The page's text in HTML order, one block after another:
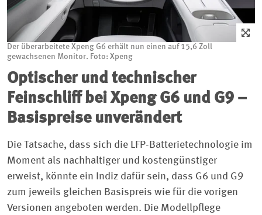
Der überarbeitete Xpeng G6 erhält nun einen auf 15,6 Zoll
gewachsenen Monitor. Foto: Xpeng
Optischer und technischer
Feinschliff bei Xpeng G6 und G9 –
Basispreise unverändert
Die Tatsache, dass sich die LFP-Batterietechnologie im
Moment als nachhaltiger und kostengünstiger
erweist, könnte ein Indiz dafür sein, dass G6 und G9
zum jeweils gleichen Basispreis wie für die vorigen
Versionen angeboten werden. Die Modellpflege